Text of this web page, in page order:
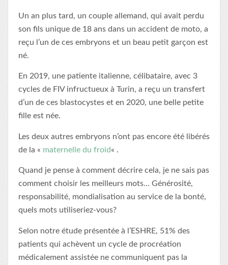
Un an plus tard, un couple allemand, qui avait perdu
son fils unique de 18 ans dans un accident de moto, a
reçu l’un de ces embryons et un beau petit garçon est
né.
En 2019, une patiente italienne, célibataire, avec 3
cycles de FIV infructueux à Turin, a reçu un transfert
d’un de ces blastocystes et en 2020, une belle petite
fille est née.
Les deux autres embryons n’ont pas encore été libérés
de la « maternelle du froid« .
Quand je pense à comment décrire cela, je ne sais pas
comment choisir les meilleurs mots… Générosité,
responsabilité, mondialisation au service de la bonté,
quels mots utiliseriez-vous?
Selon notre étude présentée à l’ESHRE, 51% des
patients qui achèvent un cycle de procréation
médicalement assistée ne communiquent pas la